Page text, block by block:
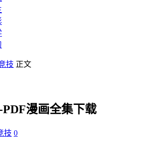
技 正文
漫画全集下载
技 0